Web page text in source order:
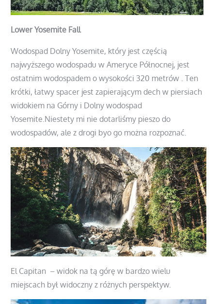
Lower Yosemite Fall
Wodospad Dolny Yosemite, który jest częścią
najwyższego wodospadu w Ameryce Północnej, jest
ostatnim wodospadem o wysokości 320 metrów . Ten
krótki, łatwy spacer jest zapierającym dech w piersiach
widokiem na Górny i Dolny wodospad
Yosemite.Niestety mi nie dotarliśmy pieszo do
wodospadów, ale z drogi byo go można rozpoznać.
El Capitan – widok na tą górę w bardzo wielu
miejscach był widoczny z różnych perspektyw.